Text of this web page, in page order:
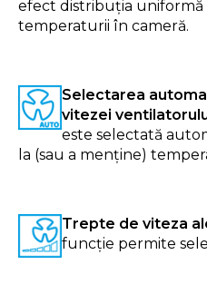
efect distribuția uniformă
temperaturii în cameră.
Selectarea
vitezei
este selectată
la (sau a menține)
Trepte de viteza
funcție permite